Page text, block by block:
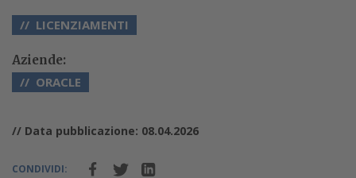
LICENZIAMENTI
Aziende:
ORACLE
// Data pubblicazione: 08.04.2026
CONDIVIDI: